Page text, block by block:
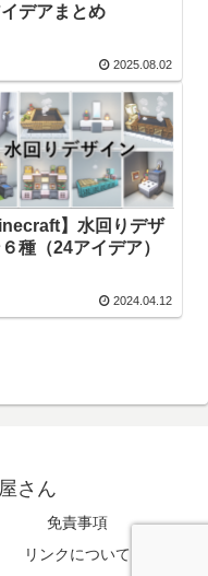
デアまとめ
2025.08.02
】水回りデザ
種（24アイデア）
2024.04.12
さん
免責事項
リンクについて